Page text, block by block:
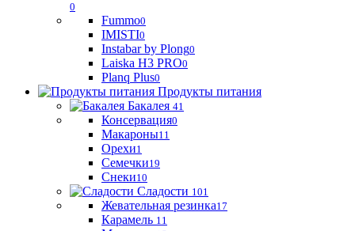
0
Fummo0
IMISTI0
Instabar by Plong0
Laiska H3 PRO0
Planq Plus0
Продукты питания
Бакалея 41
Консервация0
Макароны11
Орехи1
Семечки19
Снеки10
Сладости 101
Жевательная резинка17
Карамель 11